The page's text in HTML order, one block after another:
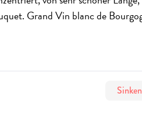
Grand Vin blanc de